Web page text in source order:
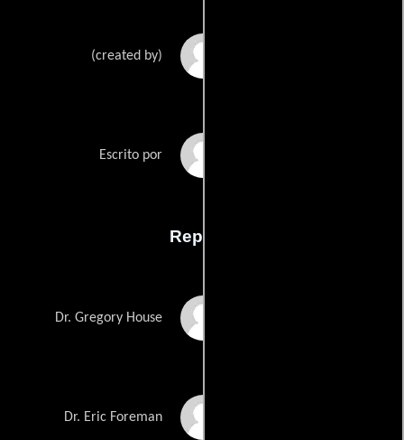
(created by)
Escrito por
Reparto
Dr. Gregory House
Dr. Eric Foreman